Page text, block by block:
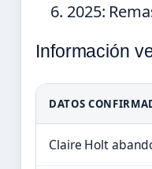
2025:
Información
DATOS
Claire Holt